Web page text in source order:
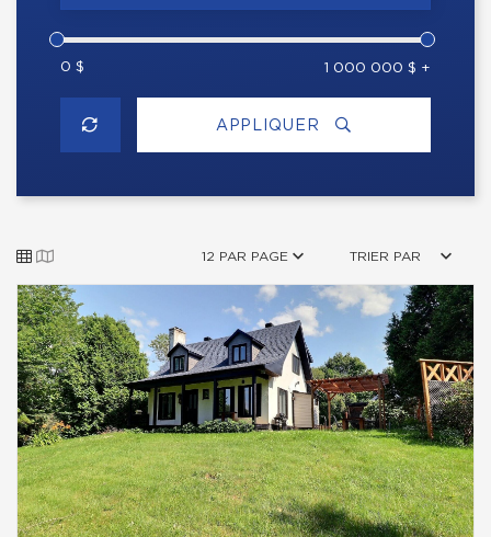
0 $ 1 000 000 $ +
APPLIQUER
12 PAR PAGE TRIER PAR